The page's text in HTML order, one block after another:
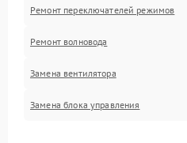
Ремонт переключателей режимов
Ремонт волновода
Замена вентилятора
Замена блока управления